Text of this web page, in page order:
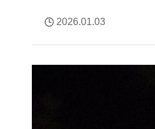
2026.01.03